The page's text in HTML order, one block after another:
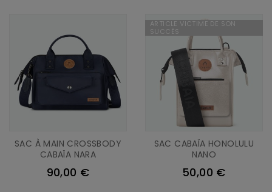
SAC À MAIN CROSSBODY
CABAÏA NARA
90,00 €
SAC CABAÏA HONOLULU
NANO
50,00 €
ARTICLE VICTIME DE SON
SUCCÈS